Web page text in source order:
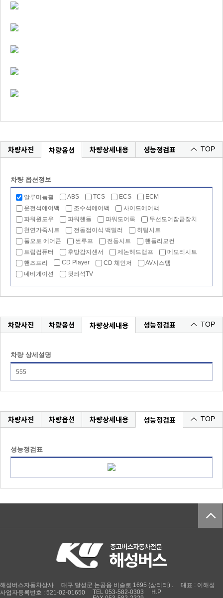
차량사진 차량옵션 차량상세내용 성능정검표 TOP
차량 옵션정보
알루미늄휠 ABS TCS ECS
ECM
운전석에어백
조수석에어백
사이드에어백
파워윈도우
파워핸들 파워도어록
무선도어잠금장치
천연가죽시트
전동접이식 백밀러
히팅시트
풀오토 에어콘
썬루프 전동시트
핸들리모컨
트립컴퓨터
후방감지센서 제논헤드램프
메모리시트
핸즈프리
CD Player CD 체인저
AV시스템
네비게이션
뒷좌석TV
차량사진 차량옵션 차량상세내용 성능정검표 TOP
차량 상세설명
555
차량사진 차량옵션 차량상세내용 성능정검표 TOP
성능정검표
해성버스자동차상사 대구 달성군 논공읍 비슬로 1695 (삼리리) .
대표 : 이해성
사업자등록번호 : 521-02-01650
TEL 053-582-0303
H.P